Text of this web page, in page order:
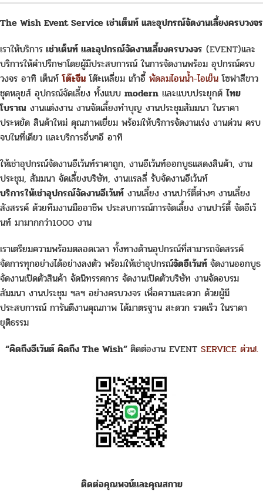
The Wish Event Service เช่าเต็นท์ และอุปกรณ์จัดงานเลี้ยงครบวงจร
เราให้บริการ เช่าเต็นท์ และอุปกรณ์จัดงานเลี้ยงครบวงจร (EVENT)และ
บริการให้คำปรึกษาโดยผู้มีประสบการณ์ ในการจัดงานพร้อม อุปกรณ์ครบ
วงจร อาทิ เต็นท์โต๊ะจีน โต๊ะเหลี่ยม เก้าอี้ พัดลมไอนน้ำ-ไอเย็น โซฟาสีขาว
ชุดหลุยส์ อุปกรณ์จัดเลี้ยง ทั้งแบบ modern และแบบประยุกต์ไทย
โบราณ งานแต่งงาน งานจัดเลี้ยงทำบุญ งานประชุมสัมมนา ในราคา
ประหยัด สินค้าใหม่ คุณภาพเยี่ยม พร้อมให้บริการจัดงานเร่ง งานด่วน ครบ
จบในที่เดียว และบริการอื่นๆอี อาทิ
ให้เช่าอุปกรณ์จัดงานอีเว้นท์ราคาถูก, งานอีเว้นท์ออกบูธแสดงสินค้า, งาน
ประชุม, สัมมนา จัดเลี้ยงบริษัท, งานแรลลี่ รับจัดงานอีเว้นท์
บริการให้เช่าอุปกรณ์จัดงานอีเว้นท์ งานเลี้ยง งานปาร์ตี้ต่างๆ งานเลี้ยง
สังสรรค์ ด้วยทีมงานมืออาชีพ ประสบการณ์การจัดเลี้ยง งานปาร์ตี้ จัดอีเว้
นท์ มามากกว่า1000 งาน
เราเตรียมความพร้อมตลอดเวลา ทั้งทางด้านอุปกรณ์ที่สามารถจัดสรรค์
จัดการทุกอย่างได้อย่างลงตัว พร้อมให้เช่าอุปกรณ์จัดอีเว้นท์ จัดงานออกบูธ
จัดงานเปิดตัวสินค้า จัดนิทรรศการ จัดงานเปิดตัวบริษัท งานจัดอบรม
สัมมนา งานประชุม ฯลฯ อย่างครบวงจร เพื่อความสะดวก ด้วยผู้มี
ประสบการณ์ การันตีงานคุณภาพ ได้มาตรฐาน สะดวก รวดเร็ว ในราคา
ยุติธรรม
“คิดถึงอีเว้นต์ คิดถึง The Wish” ติดต่องาน EVENT SERVICE ด่วน!.
ติดต่อคุณพจน์และคุณสกาย